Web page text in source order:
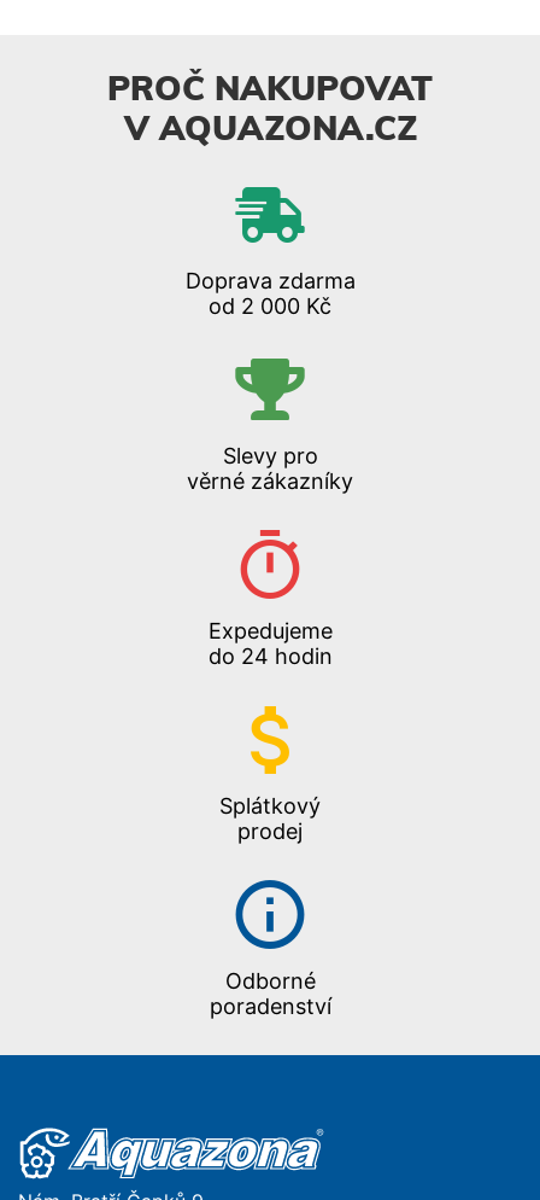
PROČ NAKUPOVAT
V AQUAZONA.CZ
Doprava zdarma
od 2 000 Kč
Slevy pro
věrné zákazníky
Expedujeme
do 24 hodin
Splátkový
prodej
Odborné
poradenství